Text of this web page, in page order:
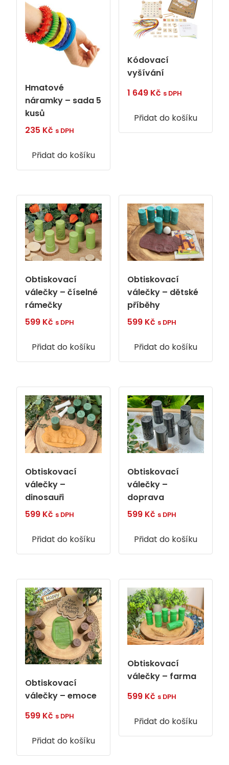
Hmatové
náramky – sada 5
kusů
235 Kč s DPH
Přidat do košíku
Kódovací
vyšívání
1 649 Kč s DPH
Přidat do košíku
Obtiskovací
válečky – číselné
rámečky
599 Kč s DPH
Přidat do košíku
Obtiskovací
válečky – dětské
příběhy
599 Kč s DPH
Přidat do košíku
Obtiskovací
válečky –
dinosauři
599 Kč s DPH
Přidat do košíku
Obtiskovací
válečky –
doprava
599 Kč s DPH
Přidat do košíku
Obtiskovací
válečky – emoce
599 Kč s DPH
Přidat do košíku
Obtiskovací
válečky – farma
599 Kč s DPH
Přidat do košíku